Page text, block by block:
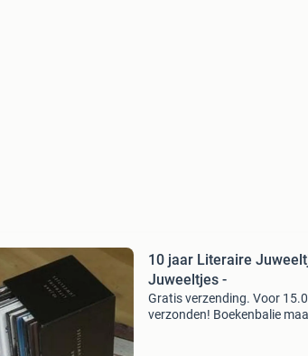
10 jaar Literaire
Juweeltjes -
Gratis verzending. Voor
verzonden! Boekenbalie